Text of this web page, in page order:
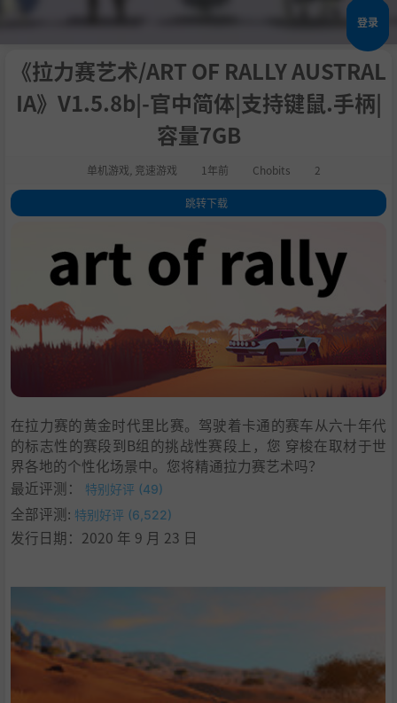
登录
《拉力赛艺术/ART OF RALLY AUSTRAL
IA》V1.5.8b|-官中简体|支持键鼠.手柄|
容量7GB
单机游戏 竞速游戏 1年前 Chobits 2
跳转下载
关于这款游戏
系统需求
学习版下载
在拉力赛的黄金时代里比赛。驾驶着卡通的赛车从六十年代
的标志性的赛段到B组的挑战性赛段上，您 穿梭在取材于世
界各地的个性化场景中。您将精通拉力赛艺术吗？
最近评测：
特别好评 (49)
全部评测: 特别好评 (6,522)
发行日期：2020 年 9 月 23 日